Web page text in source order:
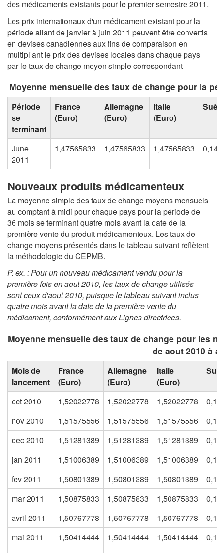
des médicaments existants pour le premier semestre 2011.
Les prix internationaux d'un médicament existant pour la
période allant de janvier à juin 2011 peuvent être convertis
en devises canadiennes aux fins de comparaison en
multipliant le prix des devises locales dans chaque pays
par le taux de change moyen simple correspondant
Moyenne mensuelle des taux de change pour la
Période
se
terminant
France
(Euro)
Allemagne
(Euro)
Italie
(Euro)
June
2011
1,47565833 1,47565833 1,47565833
Nouveaux produits médicamenteux
La moyenne simple des taux de change moyens mensuels
au comptant à midi pour chaque pays pour la période de
36 mois se terminant quatre mois avant la date de la
première vente du produit médicamenteux. Les taux de
change moyens présentés dans le tableau suivant reflètent
la méthodologie du CEPMB.
P. ex. : Pour un nouveau médicament vendu pour la
première fois en aout 2010, les taux de change utilisés
sont ceux d'aout 2010, puisque le tableau suivant inclus
quatre mois avant la date de la première vente du
médicament, conformément aux Lignes directrices.
Moyenne mensuelle des taux de change pour les
de aout 2010 à
Mois de
lancement
France
(Euro)
Allemagne
(Euro)
Italie
(Euro)
oct 2010 1,52022778 1,52022778 1,52022778
nov 2010
1,51575556 1,51575556 1,51575556
dec 2010
1,51281389 1,51281389 1,51281389
jan 2011
1,51006389 1,51006389 1,51006389
fev 2011
1,50801389 1,50801389 1,50801389
mar 2011
1,50875833 1,50875833 1,50875833
avril 2011
1,50767778 1,50767778 1,50767778
mai 2011
1,50414444 1,50414444 1,50414444